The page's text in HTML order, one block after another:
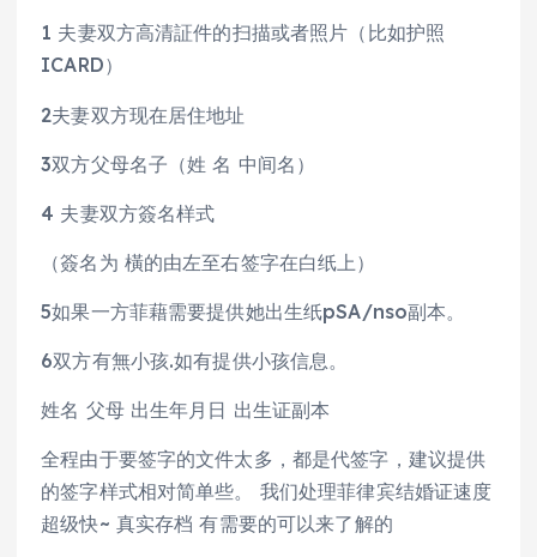
1 夫妻双方高清証件的扫描或者照片（比如护照
ICARD）
2夫妻双方现在居住地址
3双方父母名子（姓 名 中间名）
4 夫妻双方簽名样式
（簽名为 橫的由左至右签字在白纸上）
5如果一方菲藉需要提供她出生纸pSA/nso副本。
6双方有無小孩.如有提供小孩信息。
姓名 父母 出生年月日 出生证副本
全程由于要签字的文件太多，都是代签字，建议提供
的签字样式相对简单些。 我们处理菲律宾结婚证速度
超级快~ 真实存档 有需要的可以来了解的